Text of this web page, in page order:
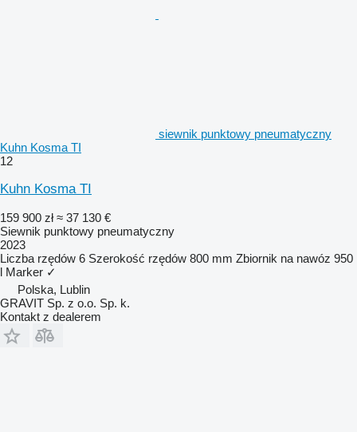
siewnik punktowy pneumatyczny
Kuhn Kosma TI
12
Kuhn Kosma TI
159 900 zł ≈ 37 130 €
Siewnik punktowy pneumatyczny
2023
Liczba rzędów 6 Szerokość rzędów 800 mm Zbiornik na nawóz 950
l Marker ✓
Polska, Lublin
GRAVIT Sp. z o.o. Sp. k.
Kontakt z dealerem